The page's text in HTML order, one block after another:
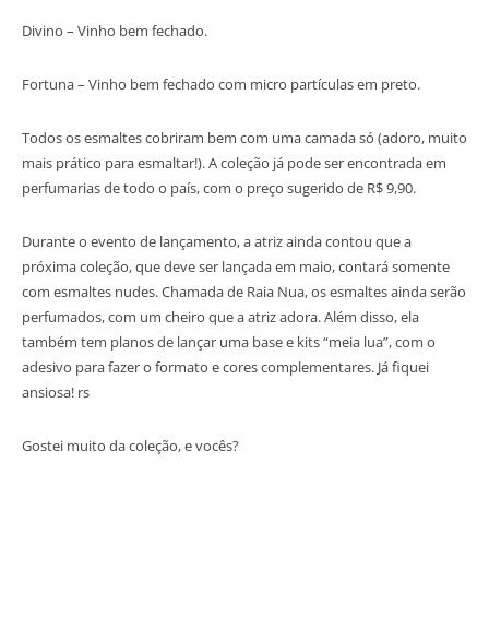
Divino – Vinho bem fechado.
Fortuna – Vinho bem fechado com micro partículas em preto.
Todos os esmaltes cobriram bem com uma camada só (adoro, muito
mais prático para esmaltar!). A coleção já pode ser encontrada em
perfumarias de todo o país, com o preço sugerido de R$ 9,90.
Durante o evento de lançamento, a atriz ainda contou que a
próxima coleção, que deve ser lançada em maio, contará somente
com esmaltes nudes. Chamada de Raia Nua, os esmaltes ainda serão
perfumados, com um cheiro que a atriz adora. Além disso, ela
também tem planos de lançar uma base e kits “meia lua”, com o
adesivo para fazer o formato e cores complementares. Já fiquei
ansiosa! rs
Gostei muito da coleção, e vocês?